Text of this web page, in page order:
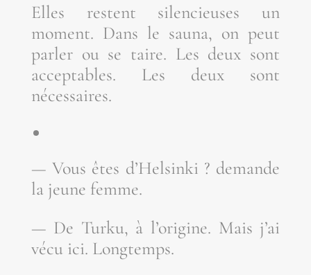
Elles res­tent silen­cieuses un
moment. Dans le sau­na, on peut
par­ler ou se taire. Les deux sont
accep­tables. Les deux sont
nécessaires.
— Vous êtes d’Helsinki ? demande
la jeune femme.
— De Tur­ku, à l’origine. Mais j’ai
vécu ici. Longtemps.